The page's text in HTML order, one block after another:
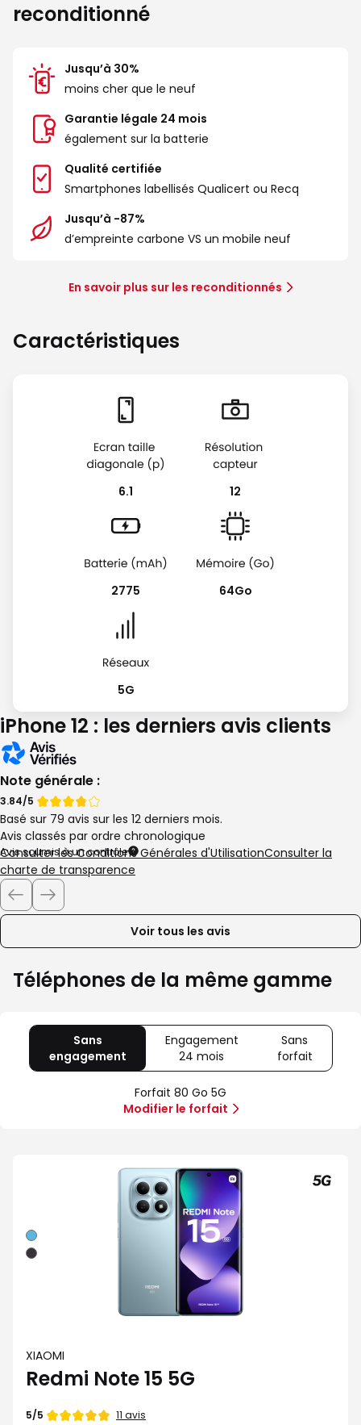
reconditionné
Jusqu’à 30%
moins cher que le neuf
Garantie légale 24 mois
également sur la batterie
Qualité certifiée
Smartphones labellisés Qualicert ou Recq
Jusqu’à -87%
d’empreinte carbone VS un mobile neuf
En savoir plus sur les reconditionnés
Caractéristiques
6.1 12
2775 64Go
5G
iPhone 12 : les derniers avis clients
Note générale :
Note
de
Note
de
3.84/5
Basé sur 79 avis sur les 12 derniers mois.
Avis classés par ordre chronologique
Avis soumis à un contrôle
Consulter les Conditions Générales d'UtilisationConsulter la
charte de transparence
Voir tous les avis
Téléphones de la même gamme
Sans
engagement
80
Go
5G
Engagement
24 mois
Offre
spéciale
Illimité
Sans
forfait
Sans
Forfait 80 Go 5G
Modifier le forfait
Bleu
Noir
XIAOMI
Redmi Note 15 5G
Note
5/5 11 avis